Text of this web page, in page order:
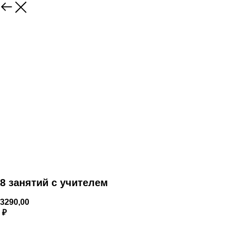
8 занятий с учителем
3290,00
₽